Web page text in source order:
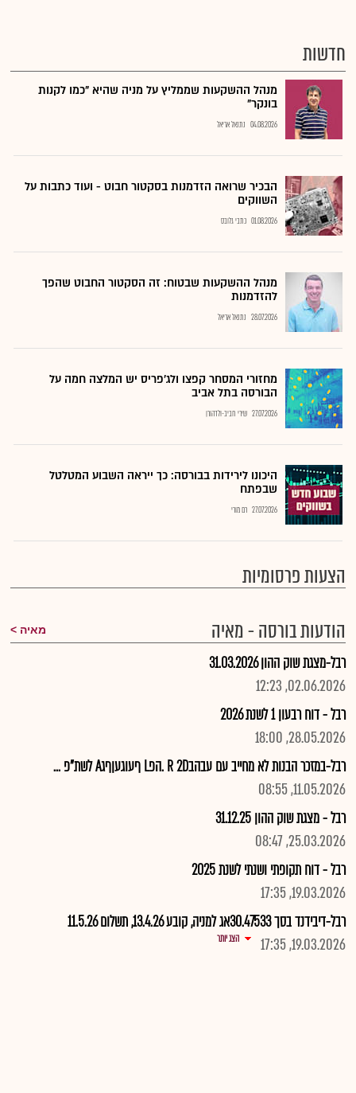
חדשות
מנהל ההשקעות שממליץ על מניה שהיא "כמו לקנות
בונקר"
04.08.2026 נתנאל אריאל
הבכיר שרואה הזדמנות בסקטור חבוט - ועוד כתבות על
השווקים
01.08.2026 כתבי גלובס
מנהל ההשקעות שבטוח: זה הסקטור החבוט שהפך
להזדמנות
28.07.2026 נתנאל אריאל
מחזורי המסחר קפצו ולג'פריס יש המלצה חמה על
הבורסה בתל אביב
27.07.2026 שירי חביב-ולדהורן
היכונו לירידות בבורסה: כך ייראה השבוע המטלטל
שבפתח
27.07.2026 רם מורי
הצעות פרסומיות
הודעות בורסה - מאיה
מאיה
רבל-מצגת שוק ההון 31.03.2026
02.06.2026, 12:23
רבל - דוח רבעון 1 לשנת 2026
28.05.2026, 18:00
רבל-במזכר הבנות לא מחייב עם עבהבR 2D .הפL ףעוגעןףגA לשת"פ ...
11.05.2026, 08:55
רבל - מצגת שוק ההון 31.12.25
25.03.2026, 08:47
רבל - דוח תקופתי ושנתי לשנת 2025
19.03.2026, 17:35
רבל-דיבידנד בסך 30.47533אג למניה, קובע 13.4.26, תשלום 11.5.26
19.03.2026, 17:35
הצג יותר